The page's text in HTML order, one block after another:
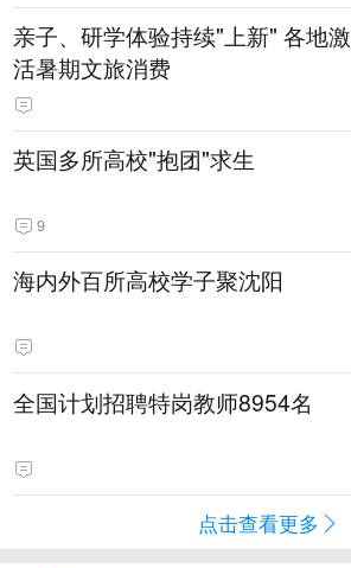
亲子、研学体验持续"上新" 各地激
活暑期文旅消费
英国多所高校"抱团"求生
9
海内外百所高校学子聚沈阳
全国计划招聘特岗教师8954名
点击查看更多